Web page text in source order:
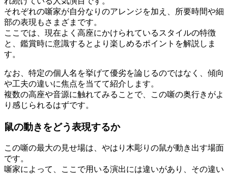
それぞれの噺家が自分なりのアレンジを加え、所要時間や細
部の表現もさまざまです。
ここでは、現在よく高座にかけられているスタイルの特徴
と、鑑賞時に意識するとより楽しめるポイントを解説しま
す。
なお、特定の個人名を挙げて優劣を論じるのではなく、傾向
や工夫の違いに焦点を当てて紹介します。
複数の高座や音源に触れてみることで、この噺の奥行きがよ
り感じられるはずです。
鼠の動きをどう表現するか
この噺の最大の見せ場は、やはり木彫りの鼠が動き出す場面
です。
噺家によって、ここで用いる演出には違いがあり、その違い